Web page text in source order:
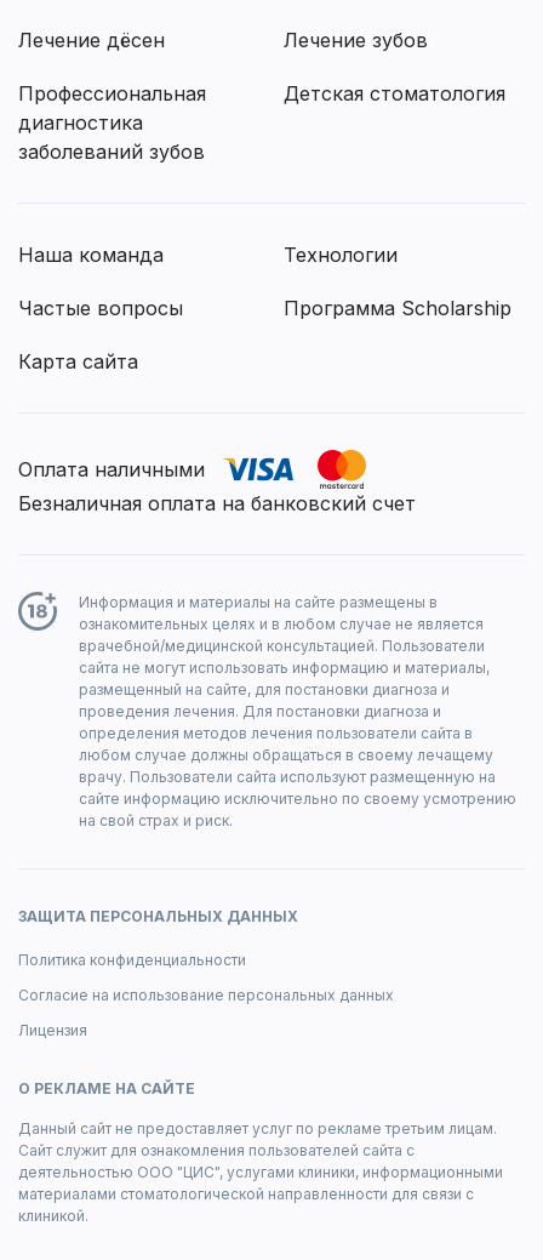
Лечение дёсен Лечение зубов
Профессиональная
диагностика
заболеваний зубов
Детская стоматология
Наша команда Технологии
Частые вопросы Программа Scholarship
Карта сайта
Оплата наличными
Безналичная оплата на банковский счет
Информация и материалы на сайте размещены в
ознакомительных целях и в любом случае не является
врачебной/медицинской консультацией. Пользователи
сайта не могут использовать информацию и материалы,
размещенный на сайте, для постановки диагноза и
проведения лечения. Для постановки диагноза и
определения методов лечения пользователи сайта в
любом случае должны обращаться в своему лечащему
врачу. Пользователи сайта используют размещенную на
сайте информацию исключительно по своему усмотрению
на свой страх и риск.
ЗАЩИТА ПЕРСОНАЛЬНЫХ ДАННЫХ
Политика конфиденциальности
Согласие на использование персональных данных
Лицензия
О РЕКЛАМЕ НА САЙТЕ
Данный сайт не предоставляет услуг по рекламе третьим лицам.
Сайт служит для ознакомления пользователей сайта с
деятельностью ООО "ЦИС", услугами клиники, информационными
материалами стоматологической направленности для связи с
клиникой.